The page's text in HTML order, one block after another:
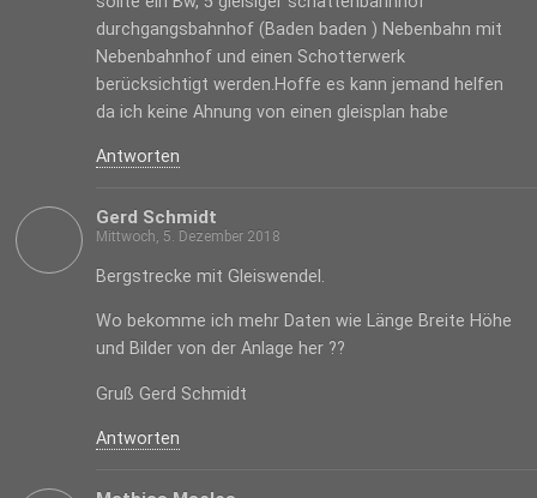
durchgangsbahnhof (Baden baden ) Nebenbahn mit
Nebenbahnhof und einen Schotterwerk
berücksichtigt werden.Hoffe es kann jemand helfen
da ich keine Ahnung von einen gleisplan habe
Antworten
Gerd Schmidt
Mittwoch, 5. Dezember 2018
Bergstrecke mit Gleiswendel.
Wo bekomme ich mehr Daten wie Länge Breite Höhe
und Bilder von der Anlage her ??
Gruß Gerd Schmidt
Antworten